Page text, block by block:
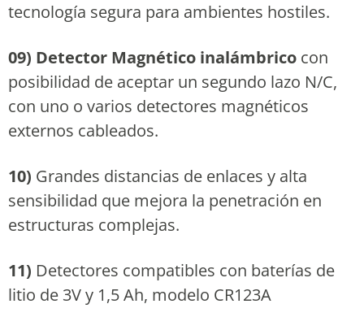
tecnología segura para ambientes hostiles.
09) Detector Magnético inalámbrico con
posibilidad de aceptar un segundo lazo N/C,
con uno o varios detectores magnéticos
externos cableados.
10) Grandes distancias de enlaces y alta
sensibilidad que mejora la penetración en
estructuras complejas.
11) Detectores compatibles con baterías de
litio de 3V y 1,5 Ah, modelo CR123A